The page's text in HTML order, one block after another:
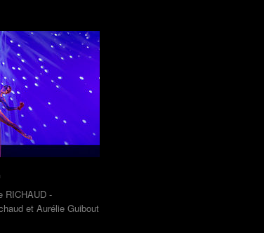
RICHAUD -
et Aurélie Guibout